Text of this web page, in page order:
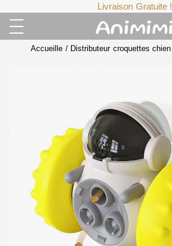
Livraison Gratuite !
Accueille / Distributeur croquettes chien